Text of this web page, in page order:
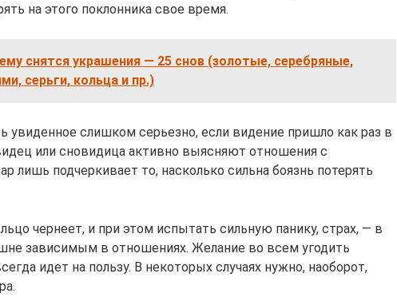
на этого поклонника свое время.
снятся украшения — 25 снов (золотые, серебряные,
серьги, кольца и пр.)
увиденное слишком серьезно, если видение пришло как раз в
или сновидица активно выясняют отношения с
лишь подчеркивает то, насколько сильна боязнь потерять
чернеет, и при этом испытать сильную панику, страх, — в
зависимым в отношениях. Желание во всем угодить
идет на пользу. В некоторых случаях нужно, наоборот,